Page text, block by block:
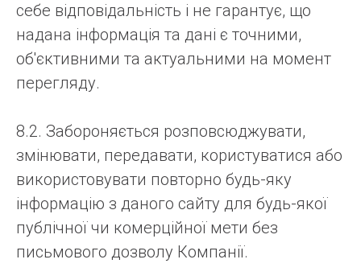
себе відповідальність і не гарантує, що
надана інформація та дані є точними,
об'єктивними та актуальними на момент
перегляду.
8.2. Забороняється розповсюджувати,
змінювати, передавати, користуватися або
використовувати повторно будь-яку
інформацію з даного сайту для будь-якої
публічної чи комерційної мети без
письмового дозволу Компанії.